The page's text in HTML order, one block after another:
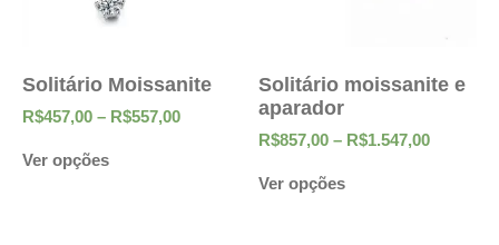
Solitário Moissanite
R$457,00 – R$557,00
Ver opções
Solitário moissanite e
aparador
R$857,00 – R$1.547,00
Ver opções